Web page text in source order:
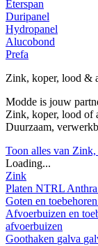
Eterspan
Duripanel
Hydropanel
Alucobond
Prefa
Zink, koper, lood &
Modde is jouw
Zink, koper, lood of
Duurzaam,
Toon alles van
Loading...
Zink
Platen NTRL Anthra
Goten en toebehoren
Afvoerbuizen en
afvoerbuizen
Goothaken galva